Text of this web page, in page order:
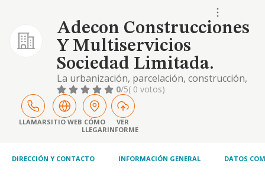
Adecon Construcciones
Y Multiservicios
Sociedad Limitada.
La urbanización, parcelación, construcción,
promoción, reforma y rehabilitación, de
obra pública o privada, por cuenta propia o
ajena, de todo tipo de inmuebles por
naturaleza, así como la importación y
exportación de toda clase de mercaderías
arrendamiento
0/5( 0 votos)
LLAMARSITIO WEB CÓMO
LLEGAR
VER
INFORME
DIRECCIÓN Y CONTACTO INFORMACIÓN GENERAL DATOS